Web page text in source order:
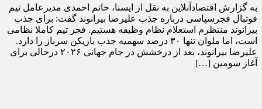
به گزارش اقتصادآنلاین به نقل از ایسنا، حاتم احمدی مدیرعامل تیم
فوتبال فجرسپاسی درباره جذب علیرضا بیرانوند گفت: برای جذب
بیرانوند منتظرم استعلام نظام وظیفه هستیم. فجر تیم کاملا نظامی
است، اما ملوان تنها ۳۰ درصد سهمیه جذب بازیکن سرباز را دارد.
علیرضا بیرانوند، بعد از درخشش در جام جهانی ۲۰۲۶ درحالی برای
آغاز سومین […]